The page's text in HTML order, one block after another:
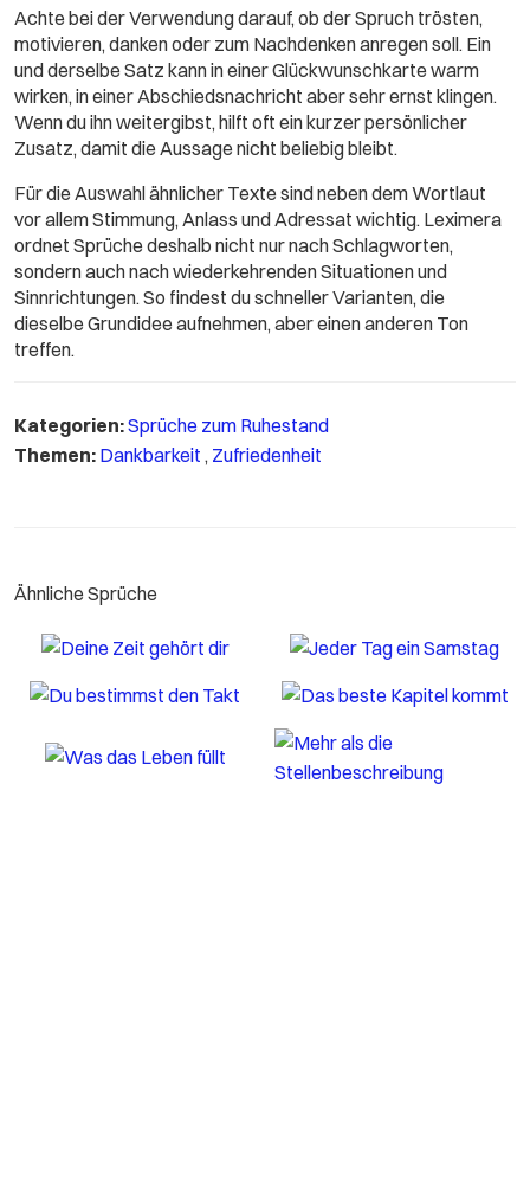
Achte bei der Verwendung darauf, ob der Spruch trösten,
motivieren, danken oder zum Nachdenken anregen soll. Ein
und derselbe Satz kann in einer Glückwunschkarte warm
wirken, in einer Abschiedsnachricht aber sehr ernst klingen.
Wenn du ihn weitergibst, hilft oft ein kurzer persönlicher
Zusatz, damit die Aussage nicht beliebig bleibt.
Für die Auswahl ähnlicher Texte sind neben dem Wortlaut
vor allem Stimmung, Anlass und Adressat wichtig. Leximera
ordnet Sprüche deshalb nicht nur nach Schlagworten,
sondern auch nach wiederkehrenden Situationen und
Sinnrichtungen. So findest du schneller Varianten, die
dieselbe Grundidee aufnehmen, aber einen anderen Ton
treffen.
Kategorien:Sprüche zum Ruhestand
Themen: Dankbarkeit , Zufriedenheit
Ähnliche Sprüche